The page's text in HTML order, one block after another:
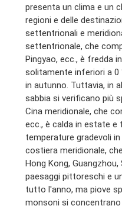
presenta un clima e un
regioni e delle
settentrionali e
settentrionale, che
Pingyao, ecc., è fredda
solitamente inferiori a 0
in autunno. Tuttavia, in
sabbia si verificano più
Cina meridionale, che
ecc., è calda in estate e
temperature gradevoli
costiera meridionale,
Hong Kong,
paesaggi pittoreschi e
tutto l'anno, ma piove
monsoni si